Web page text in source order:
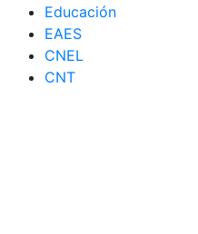
Educación
EAES
CNEL
CNT